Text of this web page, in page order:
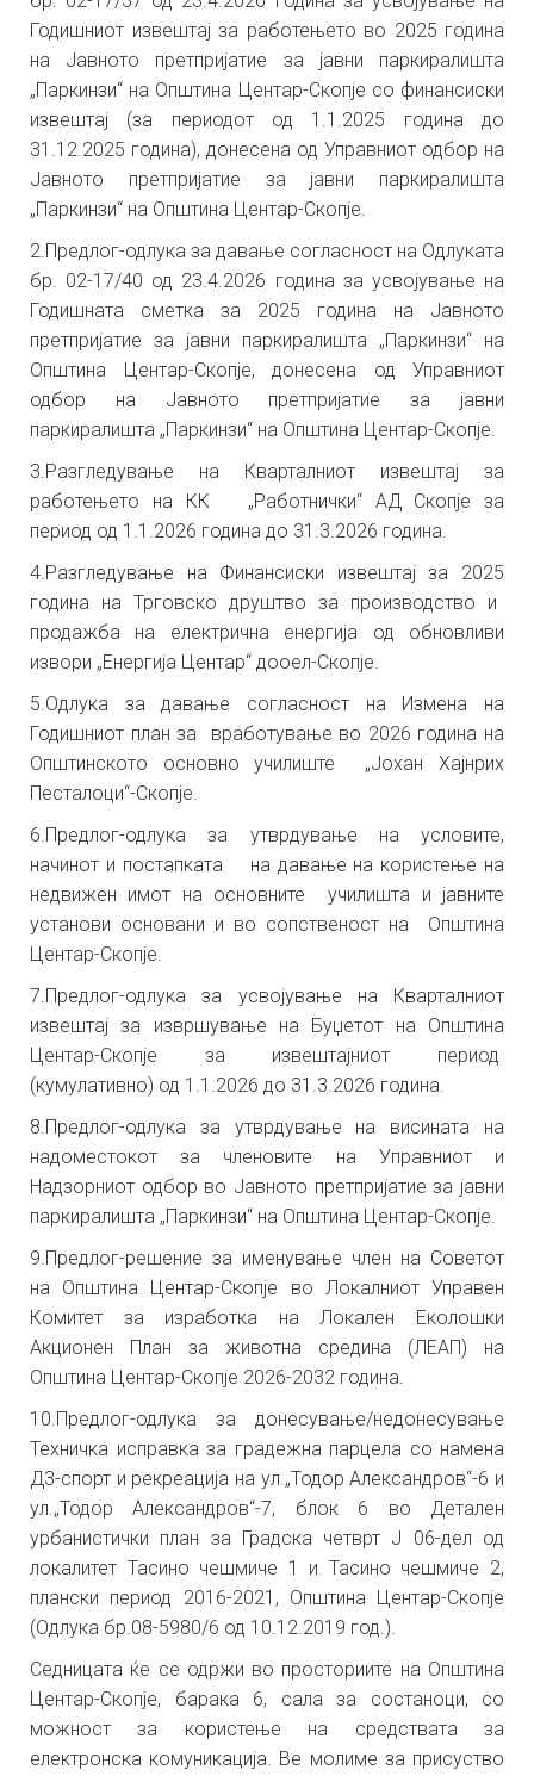
Годишниот извештај за работењето во 2025 година
на Јавното претпријатие за јавни паркиралишта
„Паркинзи“ на Општина Центар-Скопје со финансиски
извештај (за периодот од 1.1.2025 година до
31.12.2025 година), донесена од Управниот одбор на
Јавното претпријатие за јавни паркиралишта
„Паркинзи“ на Општина Центар-Скопје.
2.Предлог-одлука за давање согласност на Одлуката
бр. 02-17/40 од 23.4.2026 година за усвојување на
Годишната сметка за 2025 година на Јавното
претпријатие за јавни паркиралишта „Паркинзи“ на
Општина Центар-Скопје, донесена од Управниот
одбор на Јавното претпријатие за јавни
паркиралишта „Паркинзи“ на Општина Центар-Скопје.
3.Разгледување на Кварталниот извештај за
работењето на КК
„Работнички“ АД Скопје за
период од 1.1.2026 година до 31.3.2026 година.
4.Разгледување на Финансиски извештај за 2025
година на Трговско друштво за производство и
продажба на електрична енергија од обновливи
извори „Енергија Центар“ дооел-Скопје.
5.Одлука за давање согласност на Измена на
Годишниот план за вработување во 2026 година на
Општинското основно училиште „Јохан Хајнрих
Песталоци“-Скопје.
6.Предлог-одлука за утврдување на условите,
начинот и постапката на давање на користење на
недвижен имот на основнитеучилишта и јавните
установи основани и во сопственост на Општина
Центар-Скопје.
7.Предлог-одлука за усвојување на Кварталниот
извештај за извршување на Буџетот на Општина
Центар-Скопје за извештајниот период
(кумулативно) од 1.1.2026 до 31.3.2026 година.
8.Предлог-одлука за утврдување на висината на
надоместокот за членовите на Управниоти
Надзорниот одбор во Јавното претпријатие за јавни
паркиралишта „Паркинзи“ на Општина Центар-Скопје.
9.Предлог-решение за именување член на Советот
на Општина Центар-Скопје во Локалниот Управен
Комитет за изработка наЛокален Еколошки
Акционен План за животна средина (ЛЕАП) на
Општина Центар-Скопје 2026-2032 година.
10.Предлог-одлука за донесување/недонесување
Техничка исправка за градежна парцела со намена
Д3-спорт и рекреација на ул.„Тодор Александров“-6 и
ул.„Тодор Александров“-7, блок 6 во Детален
урбанистички план за Градска четврт Ј 06-дел од
локалитет Тасино чешмиче 1 и Тасино чешмиче 2,
плански период 2016-2021, Општина Центар-Скопје
(Одлука бр.08-5980/6 од 10.12.2019 год.).
Седницата ќе се одржи во просториите на Општина
Центар-Скопје, барака 6, сала за состаноци, со
можност за користење на средствата за
електронска комуникација. Ве молиме за присуство